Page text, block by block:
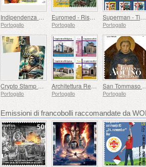
Indipendenza di Capo Verde - 50 Anni
Portogallo
Euromed - Risorse Naturali del Mediterraneo
Portogallo
Superman - Timbri Autoadesivi
Portogallo
Crypto Stamp Eroi della Mitologia
Portogallo
Architettura Religiosa in Portogallo
Portogallo
San Tommaso d'Aquino -
Portogallo
Emissioni di francobolli raccomandate da